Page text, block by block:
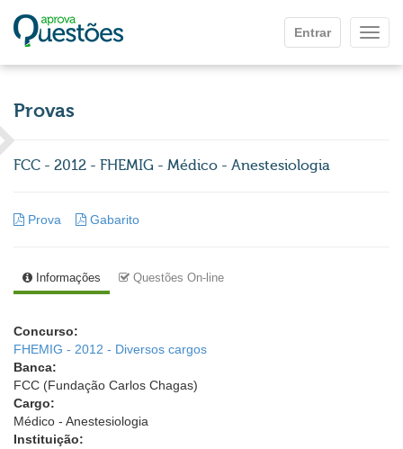
Entrar
Provas
FCC - 2012 - FHEMIG - Médico - Anestesiologia
Prova Gabarito
Informações Questões On-line
Concurso:
FHEMIG - 2012 - Diversos cargos
Banca:
FCC (Fundação Carlos Chagas)
Cargo:
Médico - Anestesiologia
Instituição: